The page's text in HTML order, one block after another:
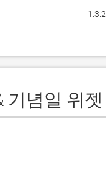
1.3.2
기념일 위젯